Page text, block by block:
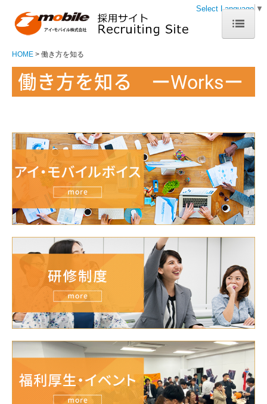
Select Language ▼
HOME
会社を知る
会社概要
人・仕事を知る
営業部 Eさん
開発部 Kさん
CS部 Kさん
CS部 Yさん
働き方を知る
テレワーク
HOME 働き方を知る
働き方を知る ーWorksー